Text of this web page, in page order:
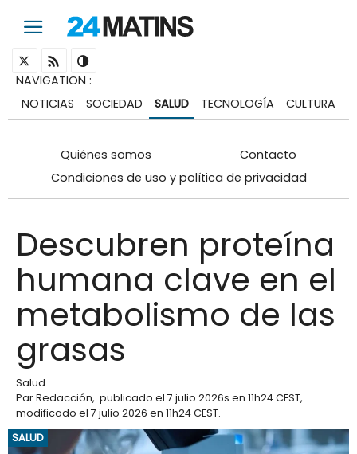
NAVIGATION :
NOTICIAS
SOCIEDAD SALUD TECNOLOGÍA CULTURA
Quiénes somos
Contacto
Condiciones de uso y política de privacidad
Descubren proteína
humana clave en el
metabolismo de las
grasas
Salud
ParRedacción, publicado el 7 julio 2026s en 11h24 CEST,
modificado el 7 julio 2026 en 11h24 CEST.
SALUD